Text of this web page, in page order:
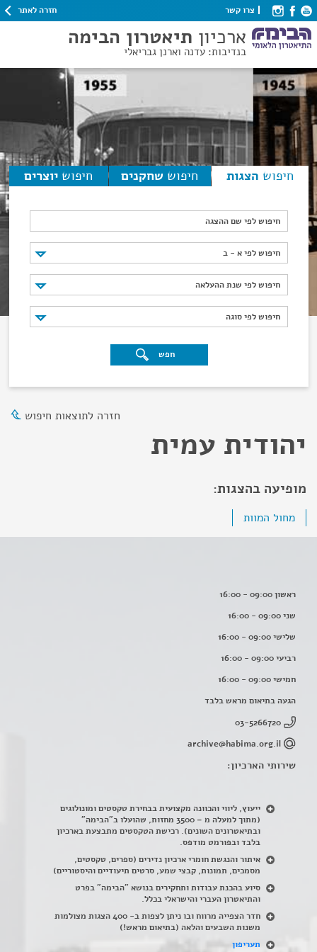
צרו קשר חזרה לאתר
ארכיון תיאטרון הבימה
בנדיבות: עדנה וארנן גבריאלי
חיפוש הצגות חיפוש שחקנים חיפוש יוצרים
חיפוש לפי שם ההצגה
חיפוש לפי א - ב
חיפוש לפי א - ב
חיפוש לפי שנת ההעלאה
חיפוש לפי שנת ההעלאה
חיפוש לפי סוגה
חיפוש לפי סוגה
חפש
חזרה לתוצאות חיפוש
יהודית עמית
מופיעה בהצגות:
מחול המוות
ראשון 09:00 - 16:00
שני 09:00 - 16:00
שלישי 09:00 - 16:00
רביעי 09:00 - 16:00
חמישי 09:00 - 16:00
הגעה בתיאום מראש בלבד
03-5266720
archive@habima.org.il
שירותי הארכיון:
ייעוץ, ליווי והכוונה מקצועית בבחירת טקסטים ומונולוגים
(מתוך למעלה מ – 3500 מחזות, שהועלו ב"הבימה"
ובתיאטרונים השונים). רכישת הטקסטים מתבצעת בארכיון
בלבד ובפורמט מודפס.
איתור והנגשת חומרי ארכיון נדירים (ספרים, טקסטים,
מסמכים, תמונות, קבצי שמע, סרטים תיעודיים והיסטוריים)
סיוע בהכנת עבודות ותחקירים בנושא "הבימה" בפרט
והתיאטרון העברי והישראלי בכלל.
חדר הצפייה מרווח ובו ניתן לצפות ב- 400 הצגות מצולמות
משנות השבעים והלאה (בתיאום מראש!)
תעריפון